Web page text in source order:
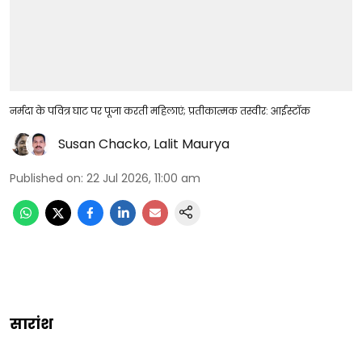
नर्मदा के पवित्र घाट पर पूजा करती महिलाएं; प्रतीकात्मक तस्वीर: आईस्टॉक
Susan Chacko, Lalit Maurya
Published on: 22 Jul 2026, 11:00 am
सारांश